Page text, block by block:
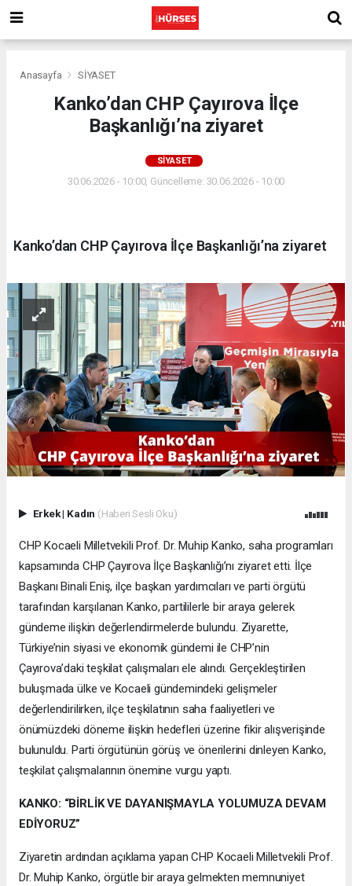
Anasayfa SİYASET
Kanko’dan CHP Çayırova İlçe
Başkanlığı’na ziyaret
SİYASET
30.06.2026 - 10:00, Güncelleme: 30.06.2026 - 10:00
Kanko’dan CHP Çayırova İlçe Başkanlığı’na ziyaret
Erkek| Kadın (Haberi Sesli Oku)
CHP Kocaeli Milletvekili Prof. Dr. Muhip Kanko, saha programları
kapsamında CHP Çayırova İlçe Başkanlığı’nı ziyaret etti. İlçe
Başkanı Binali Eniş, ilçe başkan yardımcıları ve parti örgütü
tarafından karşılanan Kanko, partililerle bir araya gelerek
gündeme ilişkin değerlendirmelerde bulundu. Ziyarette,
Türkiye’nin siyasi ve ekonomik gündemi ile CHP’nin
Çayırova’daki teşkilat çalışmaları ele alındı. Gerçekleştirilen
buluşmada ülke ve Kocaeli gündemindeki gelişmeler
değerlendirilirken, ilçe teşkilatının saha faaliyetleri ve
önümüzdeki döneme ilişkin hedefleri üzerine fikir alışverişinde
bulunuldu. Parti örgütünün görüş ve önerilerini dinleyen Kanko,
teşkilat çalışmalarının önemine vurgu yaptı.
KANKO: “BİRLİK VE DAYANIŞMAYLA YOLUMUZA DEVAM
EDİYORUZ”
Ziyaretin ardından açıklama yapan CHP Kocaeli Milletvekili Prof.
Dr. Muhip Kanko, örgütle bir araya gelmekten memnuniyet